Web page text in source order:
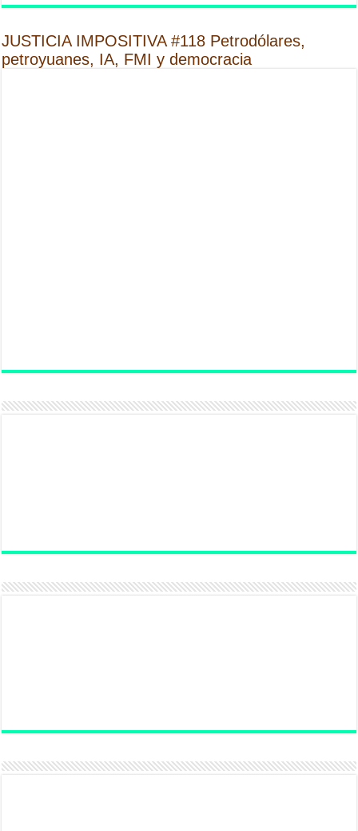
JUSTICIA IMPOSITIVA #118 Petrodólares,
petroyuanes, IA, FMI y democracia